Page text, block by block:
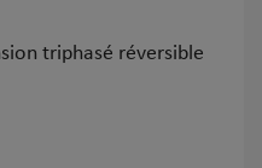
triphasé réversible